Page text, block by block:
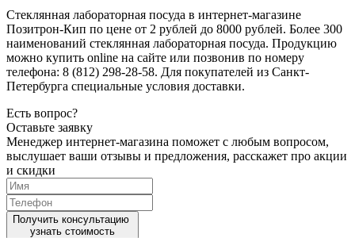
Стеклянная лабораторная посуда в интернет-магазине
Позитрон-Кип по цене от 2 рублей до 8000 рублей. Более 300
наименований стеклянная лабораторная посуда. Продукцию
можно купить online на сайте или позвонив по номеру
телефона: 8 (812) 298-28-58. Для покупателей из Санкт-
Петербурга специальные условия доставки.
Есть вопрос?
Оставьте заявку
Менеджер интернет-магазина поможет с любым вопросом,
выслушает ваши отзывы и предложения, расскажет про акции
и скидки
Получить консультацию
узнать стоимость